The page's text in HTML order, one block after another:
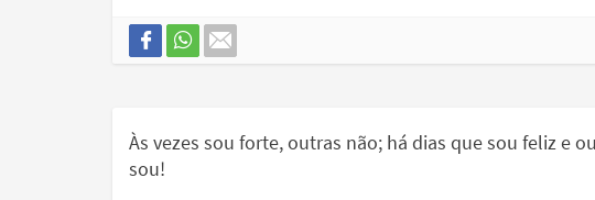
Às vezes sou forte, outras não; há dias que sou feliz e
sou!